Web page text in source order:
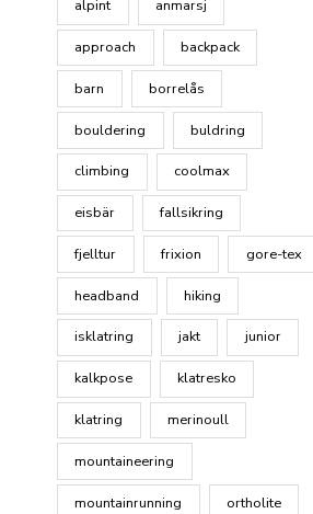
alpint anmarsj
approach backpack
barn borrelås
bouldering buldring
climbing coolmax
eisbär fallsikring
fjelltur frixion gore-tex
headband hiking
isklatring jakt junior
kalkpose klatresko
klatring merinoull
mountaineering
mountainrunning ortholite